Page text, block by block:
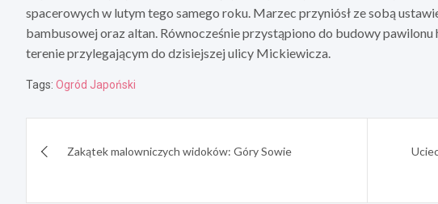
spacerowych w lutym tego samego roku. Marzec przyniósł ze sobą
bambusowej oraz altan. Równocześnie przystąpiono do budowy
terenie przylegającym do dzisiejszej ulicy Mickiewicza.
Tags: Ogród Japoński
wpisuZakątek malowniczych widoków: Góry Sowie